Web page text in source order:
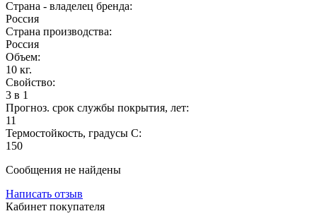
Страна - владелец бренда:
Россия
Страна производства:
Россия
Объем:
10 кг.
Свойство:
3 в 1
Прогноз. срок службы покрытия, лет:
11
Термостойкость, градусы С:
150
Сообщения не найдены
Написать отзыв
Кабинет покупателя